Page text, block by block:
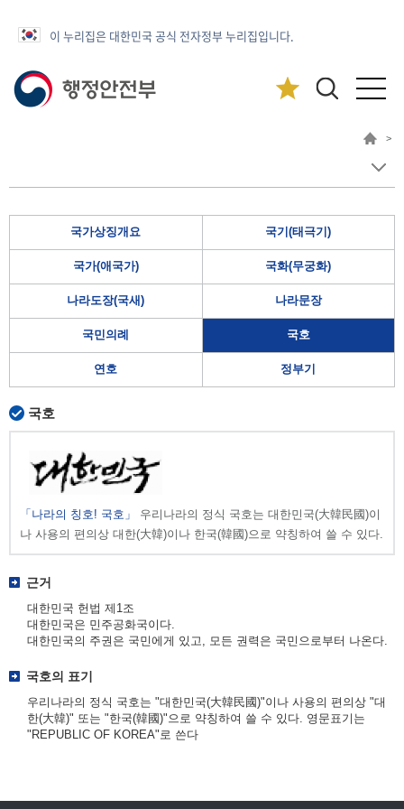
이 누리집은 대한민국 공식 전자정부 누리집입니다.
>
국가상징개요 국기(태극기)
국가(애국가) 국화(무궁화)
나라도장(국새) 나라문장
국민의례 국호
연호 정부기
국호
「나라의 칭호! 국호」
우리나라의 정식 국호는 대한민국(大韓民國)이
나 사용의 편의상 대한(大韓)이나 한국(韓國)으로 약칭하여 쓸 수 있다.
근거
대한민국 헌법 제1조
대한민국은 민주공화국이다.
대한민국의 주권은 국민에게 있고, 모든 권력은 국민으로부터 나온다.
국호의 표기
우리나라의 정식 국호는 "대한민국(大韓民國)"이나 사용의 편의상 "대
한(大韓)" 또는 "한국(韓國)"으로 약칭하여 쓸 수 있다. 영문표기는
"REPUBLIC OF KOREA"로 쓴다